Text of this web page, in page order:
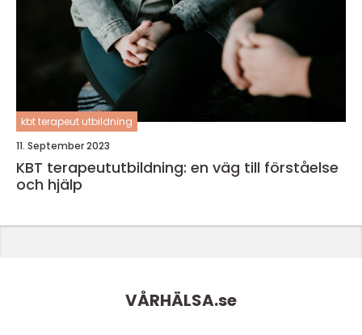
kbt terapeut utbildning
11. September 2023
KBT terapeututbildning: en väg till förståelse
och hjälp
VÅRHÄLSA.se